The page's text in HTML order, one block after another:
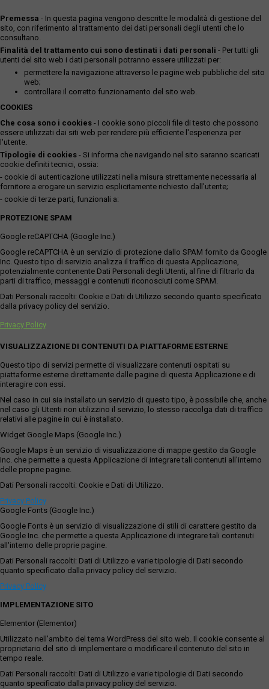
Premessa - In questa pagina vengono descritte le modalità di gestione del
sito, con riferimento al trattamento dei dati personali degli utenti che lo
consultano.
Finalità del trattamento cui sono destinati i dati personali - Per tutti gli
utenti del sito web i dati personali potranno essere utilizzati per:
permettere la navigazione attraverso le pagine web pubbliche del sito
web;
controllare il corretto funzionamento del sito web.
COOKIES
Che cosa sono i cookies - I cookie sono piccoli file di testo che possono
essere utilizzati dai siti web per rendere più efficiente l'esperienza per
l'utente.
Tipologie di cookies - Si informa che navigando nel sito saranno scaricati
cookie definiti tecnici, ossia:
- cookie di autenticazione utilizzati nella misura strettamente necessaria al
fornitore a erogare un servizio esplicitamente richiesto dall'utente;
- cookie di terze parti, funzionali a:
PROTEZIONE SPAM
Google reCAPTCHA (Google Inc.)
Google reCAPTCHA è un servizio di protezione dallo SPAM fornito da Google
Inc. Questo tipo di servizio analizza il traffico di questa Applicazione,
potenzialmente contenente Dati Personali degli Utenti, al fine di filtrarlo da
parti di traffico, messaggi e contenuti riconosciuti come SPAM.
Dati Personali raccolti: Cookie e Dati di Utilizzo secondo quanto specificato
dalla privacy policy del servizio.
Privacy Policy
VISUALIZZAZIONE DI CONTENUTI DA PIATTAFORME ESTERNE
Questo tipo di servizi permette di visualizzare contenuti ospitati su
piattaforme esterne direttamente dalle pagine di questa Applicazione e di
interagire con essi.
Nel caso in cui sia installato un servizio di questo tipo, è possibile che, anche
nel caso gli Utenti non utilizzino il servizio, lo stesso raccolga dati di traffico
relativi alle pagine in cui è installato.
Widget Google Maps (Google Inc.)
Google Maps è un servizio di visualizzazione di mappe gestito da Google
Inc. che permette a questa Applicazione di integrare tali contenuti all'interno
delle proprie pagine.
Dati Personali raccolti: Cookie e Dati di Utilizzo.
Privacy Policy
Google Fonts (Google Inc.)
Google Fonts è un servizio di visualizzazione di stili di carattere gestito da
Google Inc. che permette a questa Applicazione di integrare tali contenuti
all'interno delle proprie pagine.
Dati Personali raccolti: Dati di Utilizzo e varie tipologie di Dati secondo
quanto specificato dalla privacy policy del servizio.
Privacy Policy
IMPLEMENTAZIONE SITO
Elementor (Elementor)
Utilizzato nell'ambito del tema WordPress del sito web. Il cookie consente al
proprietario del sito di implementare o modificare il contenuto del sito in
tempo reale.
Dati Personali raccolti: Dati di Utilizzo e varie tipologie di Dati secondo
quanto specificato dalla privacy policy del servizio.